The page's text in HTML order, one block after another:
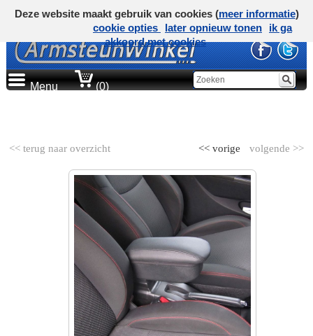
Menu (0)
<< terug naar overzicht volgende >>
<< vorige
Deze website maakt gebruik van cookies (meer informatie)
cookie opties
later opnieuw tonen
ik ga
akkoord met cookies